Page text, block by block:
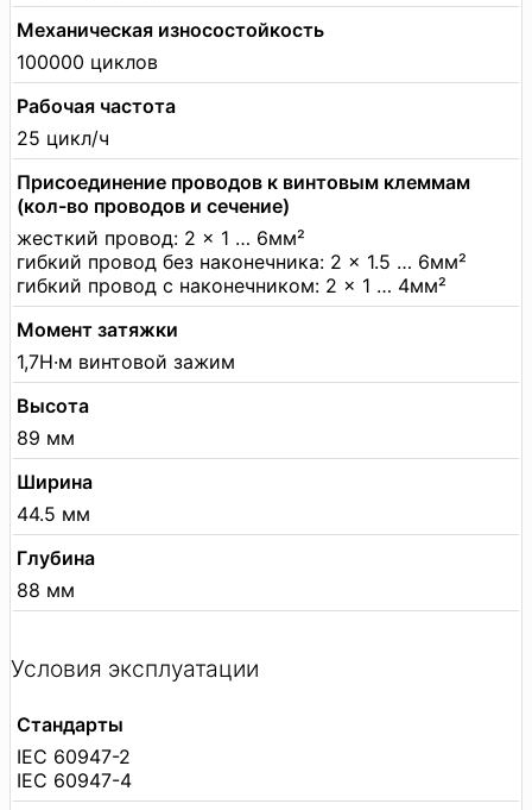
Механическая износостойкость
100000 циклов
Рабочая частота
25 цикл/ч
Присоединение проводов к винтовым клеммам
(кол-во проводов и сечение)
жесткий провод: 2 × 1 … 6мм²
гибкий провод без наконечника: 2 × 1.5 … 6мм²
гибкий провод с наконечником: 2 × 1 … 4мм²
Момент затяжки
1,7Н·м винтовой зажим
Высота
89 мм
Ширина
44.5 мм
Глубина
88 мм
Условия эксплуатации
Стандарты
IEC 60947-2
IEC 60947-4